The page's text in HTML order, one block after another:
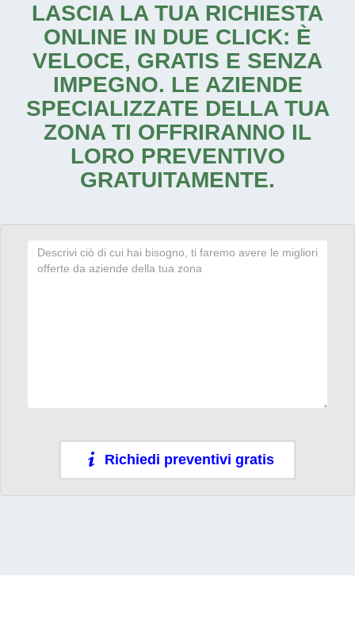
LASCIA LA TUA RICHIESTA
ONLINE IN DUE CLICK: È
VELOCE, GRATIS E SENZA
IMPEGNO. LE AZIENDE
SPECIALIZZATE DELLA TUA
ZONA TI OFFRIRANNO IL
LORO PREVENTIVO
GRATUITAMENTE.
Richiedi preventivi gratis